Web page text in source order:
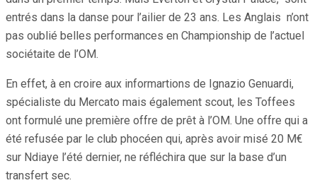
entrés dans la danse pour l’ailier de 23 ans. Les Anglais n’ont
pas oublié belles performances en Championship de l’actuel
sociétaite de l’OM.
En effet, à en croire aux informartions de Ignazio Genuardi,
spécialiste du Mercato mais également scout, les Toffees
ont formulé une première offre de prêt à l’OM. Une offre qui a
été refusée par le club phocéen qui, après avoir misé 20 M€
sur Ndiaye l’été dernier, ne réfléchira que sur la base d’un
transfert sec.